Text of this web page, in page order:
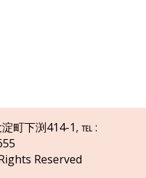
町下渕414-1, ℡ :
Reserved